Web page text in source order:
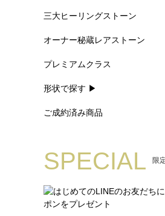
三大ヒーリングストーン
オーナー秘蔵レアストーン
プレミアムクラス
形状で探す ▶
ご成約済み商品
SPECIAL 限